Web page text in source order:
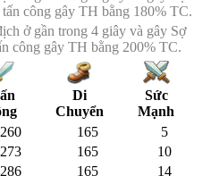
công gây TH bằng 180% TC.
ở gần trong 4 giây và gây Sợ
công gây TH bằng 200% TC.
Di
Chuyển
Sức
Mạnh
260 165
5
273 165
10
286 165
14